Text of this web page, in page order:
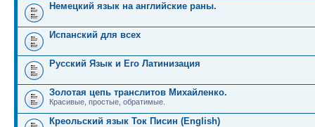
Немецкий язык на английские раны.
Испанский для всех
Русский Язык и Его Латинизация
Золотая цепь транслитов Михайленко.
Красивые, простые, обратимые.
Креольский язык Ток Писин (English)